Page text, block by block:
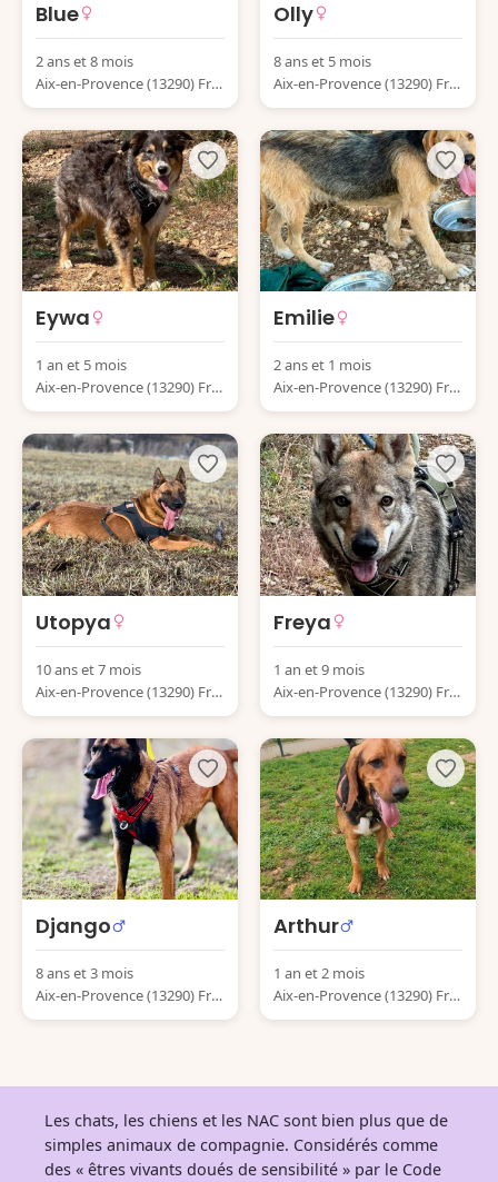
Blue
2 ans et 8 mois
Aix-en-Provence (13290) Fra
nce
Olly
8 ans et 5 mois
Aix-en-Provence (13290) Fra
nce
Eywa
1 an et 5 mois
Aix-en-Provence (13290) Fra
nce
Emilie
2 ans et 1 mois
Aix-en-Provence (13290) Fra
nce
Utopya
10 ans et 7 mois
Aix-en-Provence (13290) Fra
nce
Freya
1 an et 9 mois
Aix-en-Provence (13290) Fra
nce
Django
8 ans et 3 mois
Aix-en-Provence (13290) Fra
nce
Arthur
1 an et 2 mois
Aix-en-Provence (13290) Fra
nce
Les chats, les chiens et les NAC sont bien plus que de
simples animaux de compagnie. Considérés comme
des « êtres vivants doués de sensibilité » par le Code